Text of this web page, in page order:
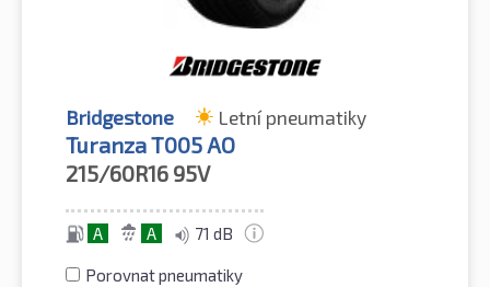
Bridgestone Letní pneumatiky
Turanza T005 AO
215/60R16 95V
A A 71 dB
Porovnat pneumatiky